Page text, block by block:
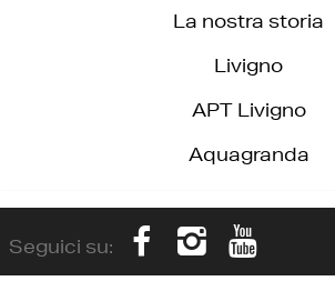
La nostra storia
Livigno
APT Livigno
Aquagranda
Seguici su: